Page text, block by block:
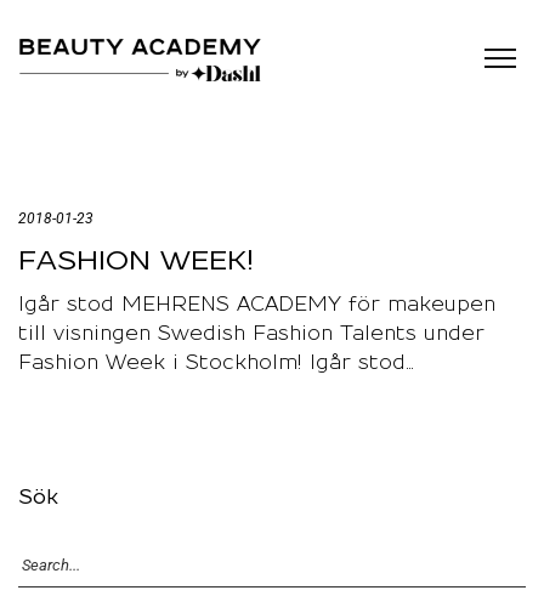
2018-01-23
FASHION WEEK!
Igår stod MEHRENS ACADEMY för makeupen
till visningen Swedish Fashion Talents under
Fashion Week i Stockholm! Igår stod…
Sök